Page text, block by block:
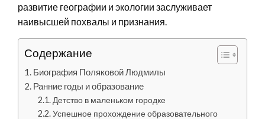
развитие географии и экологии заслуживает
наивысшей похвалы и признания.
Содержание
Биография Поляковой Людмилы
Ранние годы и образование
Детство в маленьком городке
Успешное прохождение образовательного